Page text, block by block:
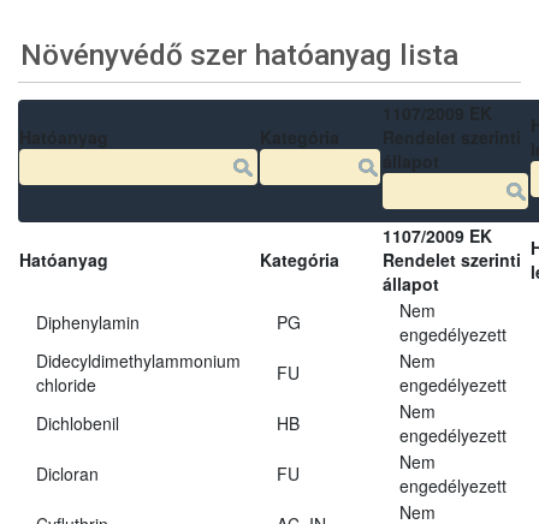
Növényvédő szer hatóanyag lista
Hatóanyag Kategória
1107/2009 EK
Rendelet szerinti
állapot
Diphenylamin PG
Nem
engedélyezett
Didecyldimethylammonium
chloride
FU
Nem
engedélyezett
Dichlobenil
HB
Nem
engedélyezett
Dicloran
FU
Nem
engedélyezett
Nem